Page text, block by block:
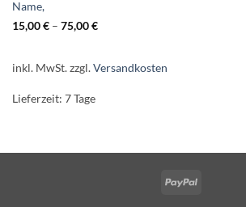
Name,
15,00€– 75,00€
inkl. MwSt.zzgl.Versandkosten
Lieferzeit: 7 Tage
PayPal